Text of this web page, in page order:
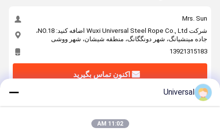
Mrs. Sun
شرکت Wuxi Universal Steel Rope Co., Ltd اضافه کنید: NO.18،
جاده مینشیانگ، شهر دونگگانگ، منطقه شیشان، شهر ووشی
13921315183
اکنون تماس بگیرید
بهترين قيمت رو براي
Universal
11:02 AM